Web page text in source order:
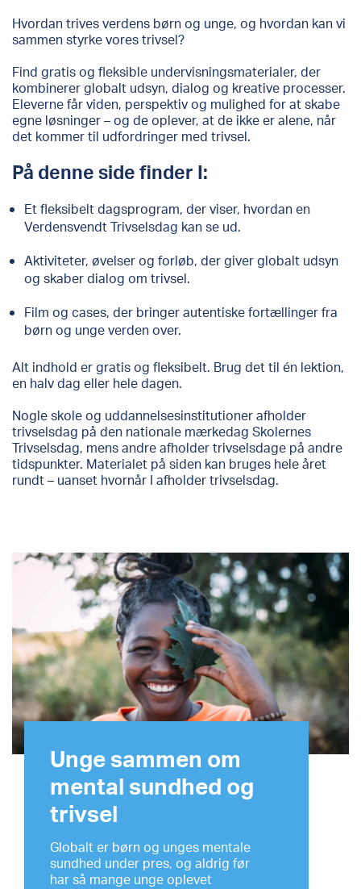
Hvordan trives verdens børn og unge, og hvordan kan vi
sammen styrke vores trivsel?
Find gratis og fleksible undervisningsmaterialer, der
kombinerer globalt udsyn, dialog og kreative processer.
Eleverne får viden, perspektiv og mulighed for at skabe
egne løsninger – og de oplever, at de ikke er alene, når
det kommer til udfordringer med trivsel.
På denne side finder I:
Et fleksibelt dagsprogram, der viser, hvordan en
Verdensvendt Trivselsdag kan se ud.
Aktiviteter, øvelser og forløb, der giver globalt udsyn
og skaber dialog om trivsel.
Film og cases, der bringer autentiske fortællinger fra
børn og unge verden over.
Alt indhold er gratis og fleksibelt. Brug det til én lektion,
en halv dag eller hele dagen.
Nogle skole og uddannelsesinstitutioner afholder
trivselsdag på den nationale mærkedag Skolernes
Trivselsdag, mens andre afholder trivselsdage på andre
tidspunkter. Materialet på siden kan bruges hele året
rundt – uanset hvornår I afholder trivselsdag.
Unge sammen om
mental sundhed og
trivsel
Globalt er børn og unges mentale
sundhed under pres, og aldrig før
har så mange unge oplevet